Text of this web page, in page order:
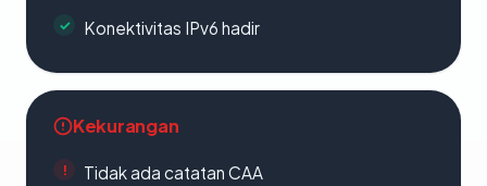
Konektivitas IPv6 hadir
Kekurangan
Tidak ada catatan CAA